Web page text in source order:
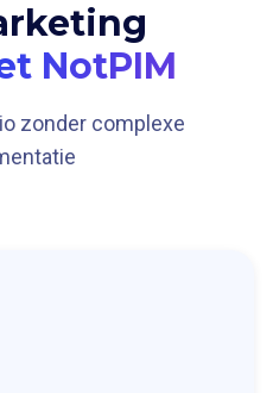
NotPIM
zonder complexe